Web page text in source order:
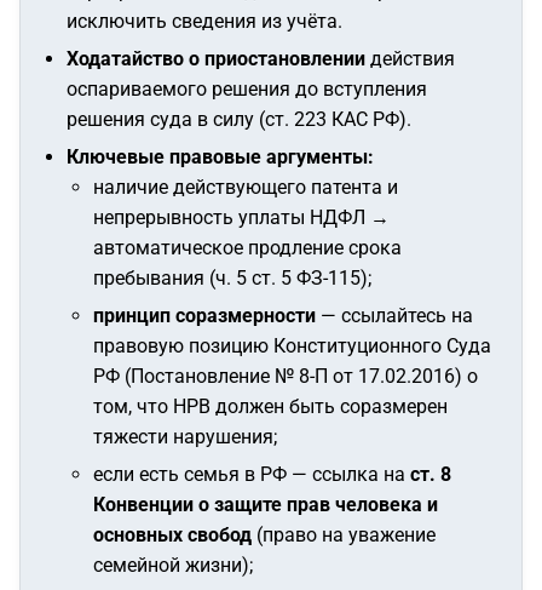
исключить сведения из учёта.
Ходатайство о приостановлении действия
оспариваемого решения до вступления
решения суда в силу (ст. 223 КАС РФ).
Ключевые правовые аргументы:
наличие действующего патента и
непрерывность уплаты НДФЛ →
автоматическое продление срока
пребывания (ч. 5 ст. 5 ФЗ-115);
принцип соразмерности — ссылайтесь на
правовую позицию Конституционного Суда
РФ (Постановление № 8-П от 17.02.2016) о
том, что НРВ должен быть соразмерен
тяжести нарушения;
если есть семья в РФ — ссылка на ст. 8
Конвенции о защите прав человека и
основных свобод (право на уважение
семейной жизни);